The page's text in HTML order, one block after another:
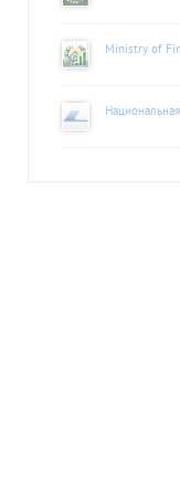
Ministry of